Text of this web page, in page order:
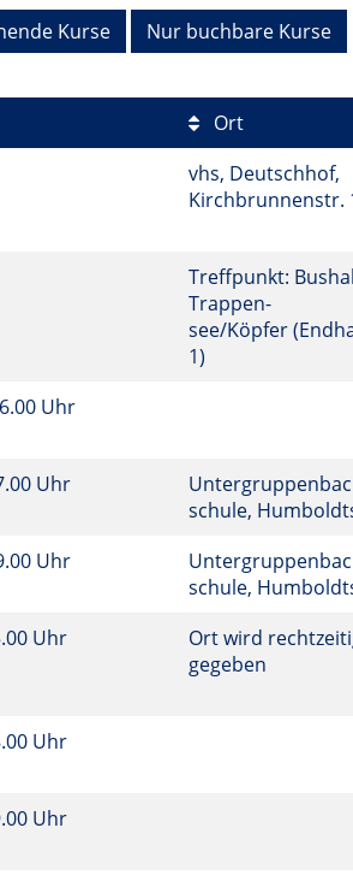
Kurse Nur buchbare Kurse
Ort
vhs, Deutschhof,
Kirchbrunnenstr.
Treffpunkt:
Trappen-
see/Köpfer
1)
Uhr
Uhr
schule,
Uhr
schule,
Uhr
Ort wird
gegeben
Uhr
Uhr